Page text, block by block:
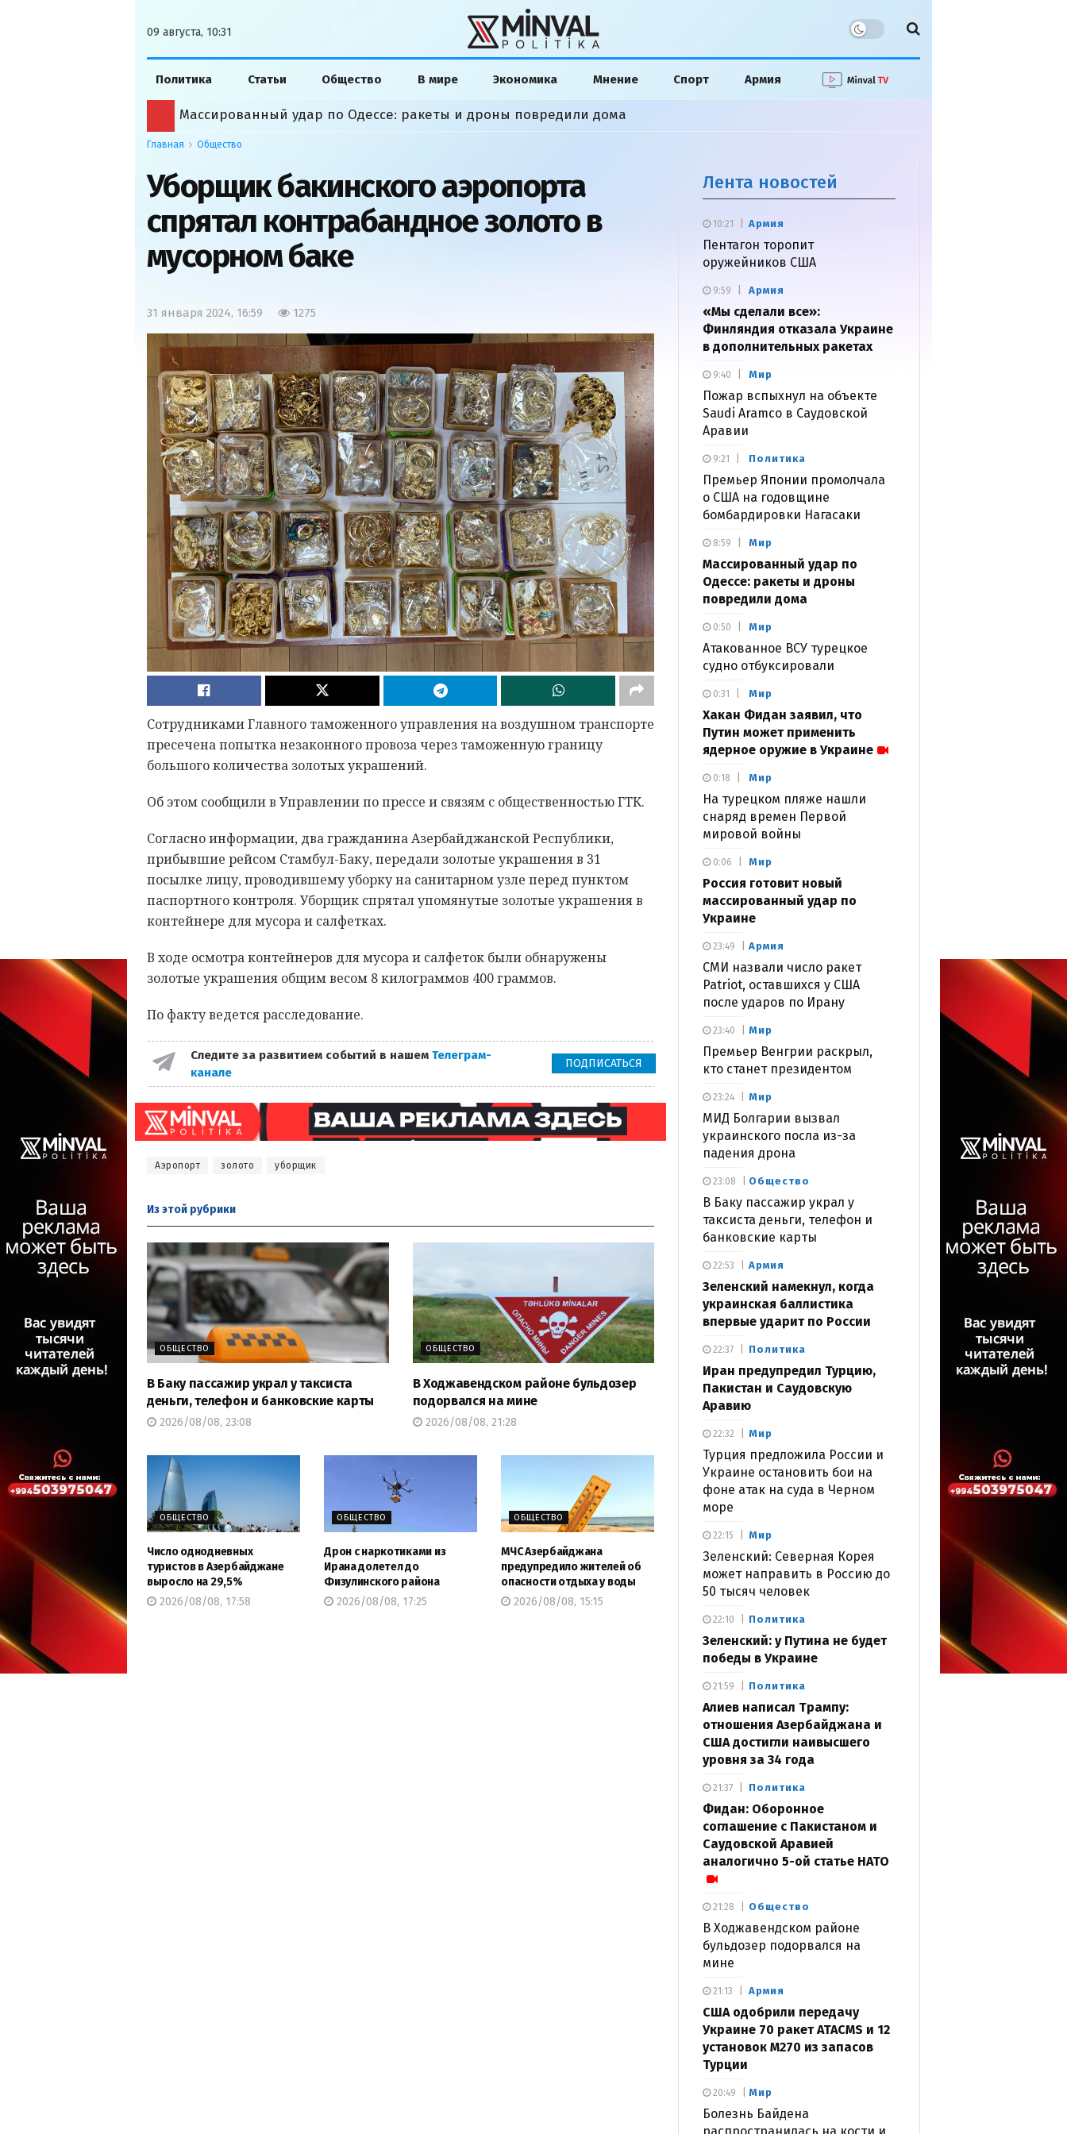
09 августа, 10:31
Политика Статьи Общество В мире Экономика Мнение Спорт Армия
Массированный удар по Одессе: ракеты и дроны повредили дома
Главная Общество
Уборщик бакинского аэропорта
спрятал контрабандное золото в
мусорном баке
31 января 2024, 16:59 1275
Сотрудниками Главного таможенного управления на воздушном транспорте
пресечена попытка незаконного провоза через таможенную границу
большого количества золотых украшений.
Об этом сообщили в Управлении по прессе и связям с общественностью ГТК.
Согласно информации, два гражданина Азербайджанской Республики,
прибывшие рейсом Стамбул-Баку, передали золотые украшения в 31
посылке лицу, проводившему уборку на санитарном узле перед пунктом
паспортного контроля. Уборщик спрятал упомянутые золотые украшения в
контейнере для мусора и салфетках.
В ходе осмотра контейнеров для мусора и салфеток были обнаружены
золотые украшения общим весом 8 килограммов 400 граммов.
По факту ведется расследование.
Следите за развитием событий в нашем Телеграм-
канале
ПОДПИСАТЬСЯ
Аэропорт золото уборщик
Из этой рубрики
ОБЩЕСТВО
В Баку пассажир украл у таксиста
деньги, телефон и банковские карты
2026/08/08, 23:08
ОБЩЕСТВО
В Ходжавендском районе бульдозер
подорвался на мине
2026/08/08, 21:28
ОБЩЕСТВО
Число однодневных
туристов в Азербайджане
выросло на 29,5%
2026/08/08, 17:58
ОБЩЕСТВО
Дрон с наркотиками из
Ирана долетел до
Физулинского района
2026/08/08, 17:25
ОБЩЕСТВО
МЧС Азербайджана
предупредило жителей об
опасности отдыха у воды
2026/08/08, 15:15
Лента новостей
Армия
Пентагон торопит
оружейников США
10:21
Армия
«Мы сделали все»:
Финляндия отказала Украине
в дополнительных ракетах
9:59
Мир
Пожар вспыхнул на объекте
Saudi Aramco в Саудовской
Аравии
9:40
Политика
Премьер Японии промолчала
о США на годовщине
бомбардировки Нагасаки
9:21
Мир
Массированный удар по
Одессе: ракеты и дроны
повредили дома
8:59
Мир
Атакованное ВСУ турецкое
судно отбуксировали
0:50
Мир
Хакан Фидан заявил, что
Путин может применить
ядерное оружие в Украине
0:31
Мир
На турецком пляже нашли
снаряд времен Первой
мировой войны
0:18
Мир
Россия готовит новый
массированный удар по
Украине
0:06
Армия
СМИ назвали число ракет
Patriot, оставшихся у США
после ударов по Ирану
23:49
Мир
Премьер Венгрии раскрыл,
кто станет президентом
23:40
Мир
МИД Болгарии вызвал
украинского посла из-за
падения дрона
23:24
Общество
В Баку пассажир украл у
таксиста деньги, телефон и
банковские карты
23:08
Армия
Зеленский намекнул, когда
украинская баллистика
впервые ударит по России
22:53
Политика
Иран предупредил Турцию,
Пакистан и Саудовскую
Аравию
22:37
Мир
Турция предложила России и
Украине остановить бои на
фоне атак на суда в Черном
море
22:32
Мир
Зеленский: Северная Корея
может направить в Россию до
50 тысяч человек
22:15
Политика
Зеленский: у Путина не будет
победы в Украине
22:10
Политика
Алиев написал Трампу:
отношения Азербайджана и
США достигли наивысшего
уровня за 34 года
21:59
Политика
Фидан: Оборонное
соглашение с Пакистаном и
Саудовской Аравией
аналогично 5-ой статье НАТО
21:37
Общество
В Ходжавендском районе
бульдозер подорвался на
мине
21:28
Армия
США одобрили передачу
Украине 70 ракет ATACMS и 12
установок M270 из запасов
Турции
21:13
Мир
Болезнь Байдена
20:49